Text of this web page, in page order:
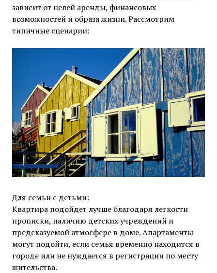
зависит от целей аренды, финансовых
возможностей и образа жизни. Рассмотрим
типичные сценарии:
Для семьи с детьми:
Квартира подойдет лучше благодаря легкости
прописки, наличию детских учреждений и
предсказуемой атмосфере в доме. Апартаменты
могут подойти, если семья временно находится в
городе или не нуждается в регистрации по месту
жительства.